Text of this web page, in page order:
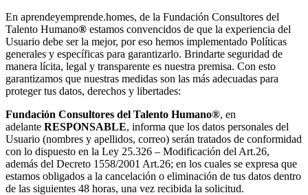
En aprendeyemprende.homes, de la Fundación Consultores del
Talento Humano® estamos convencidos de que la experiencia del
Usuario debe ser la mejor, por eso hemos implementado Políticas
generales y específicas para garantizarlo. Brindarte seguridad de
manera lícita, legal y transparente es nuestra premisa. Con esto
garantizamos que nuestras medidas son las más adecuadas para
proteger tus datos, derechos y libertades:
Fundación Consultores del Talento Humano®, en
adelante RESPONSABLE, informa que los datos personales del
Usuario (nombres y apellidos, correo) serán tratados de conformidad
con lo dispuesto en la Ley 25.326 – Modificación del Art.26,
además del Decreto 1558/2001 Art.26; en los cuales se expresa que
estamos obligados a la cancelación o eliminación de tus datos dentro
de las siguientes 48 horas, una vez recibida la solicitud.